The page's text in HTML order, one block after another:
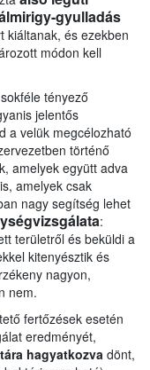
gyulladás
kiáltanak, és ezekben
módon kell
sokféle tényező
jelentős
a velük megcélozható
történő
amelyek együtt adva
amelyek csak
nagy segítség lehet
:
területről és beküldi a
kitenyésztik és
nagyon,
nem.
fertőzések esetén
eredményét,
hagyatkozva dönt,